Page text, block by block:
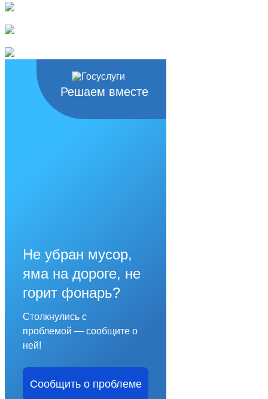
Решаем вместе
Не убран мусор,
яма на дороге, не
горит фонарь?
Столкнулись с
проблемой — сообщите о
ней!
Сообщить о проблеме